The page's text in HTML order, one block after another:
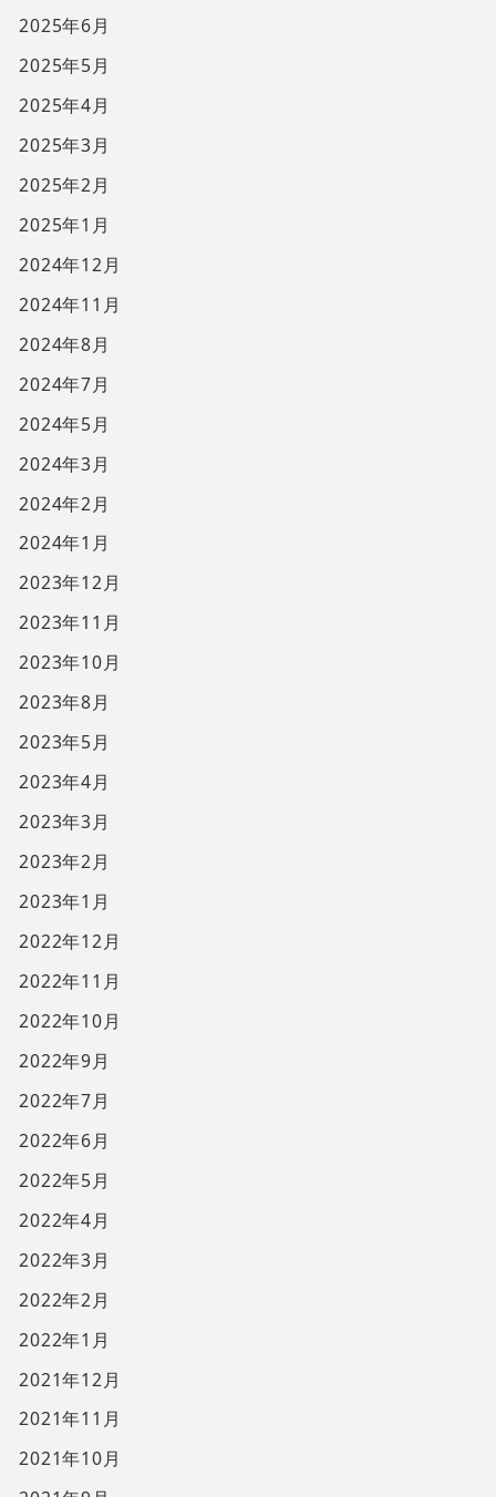
2025年6月
2025年5月
2025年4月
2025年3月
2025年2月
2025年1月
2024年12月
2024年11月
2024年8月
2024年7月
2024年5月
2024年3月
2024年2月
2024年1月
2023年12月
2023年11月
2023年10月
2023年8月
2023年5月
2023年4月
2023年3月
2023年2月
2023年1月
2022年12月
2022年11月
2022年10月
2022年9月
2022年7月
2022年6月
2022年5月
2022年4月
2022年3月
2022年2月
2022年1月
2021年12月
2021年11月
2021年10月